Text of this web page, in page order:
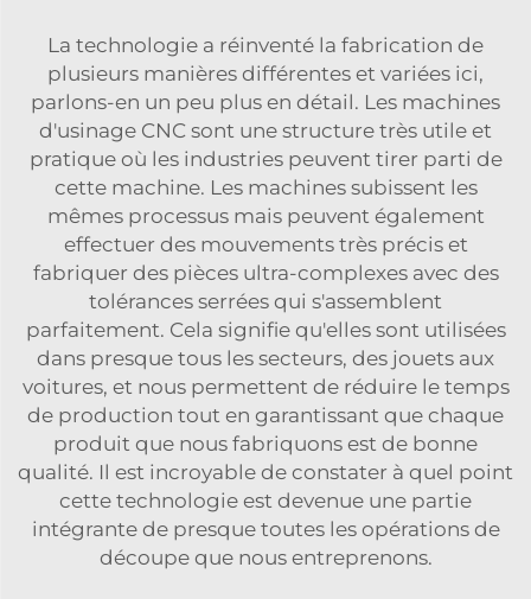
La technologie a réinventé la fabrication de
plusieurs manières différentes et variées ici,
parlons-en un peu plus en détail. Les machines
d'usinage CNC sont une structure très utile et
pratique où les industries peuvent tirer parti de
cette machine. Les machines subissent les
mêmes processus mais peuvent également
effectuer des mouvements très précis et
fabriquer des pièces ultra-complexes avec des
tolérances serrées qui s'assemblent
parfaitement. Cela signifie qu'elles sont utilisées
dans presque tous les secteurs, des jouets aux
voitures, et nous permettent de réduire le temps
de production tout en garantissant que chaque
produit que nous fabriquons est de bonne
qualité. Il est incroyable de constater à quel point
cette technologie est devenue une partie
intégrante de presque toutes les opérations de
découpe que nous entreprenons.